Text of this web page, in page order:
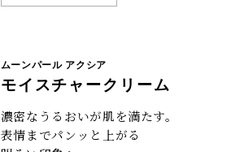
ムーンパール アクシア
モイスチャークリーム
濃密なうるおいが肌を満たす。
表情までパンッと上がる